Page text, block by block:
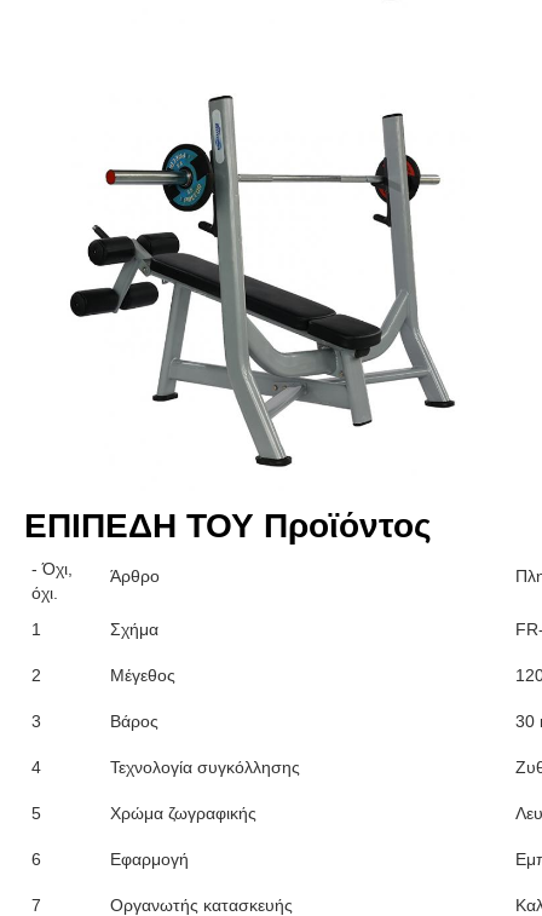
ΕΠΙΠΕΔΗ ΤΟΥ Προϊόντος
- Όχι,
όχι.
Άρθρο
1 Σχήμα
2 Μέγεθος
3 Βάρος 30
4 Τεχνολογία συγκόλλησης
5 Χρώμα ζωγραφικής
6 Εφαρμογή
7 Οργανωτής κατασκευής